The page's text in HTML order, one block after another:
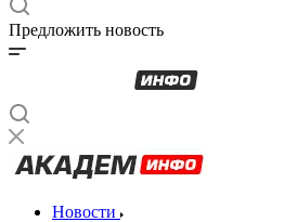
Предложить новость
Новости